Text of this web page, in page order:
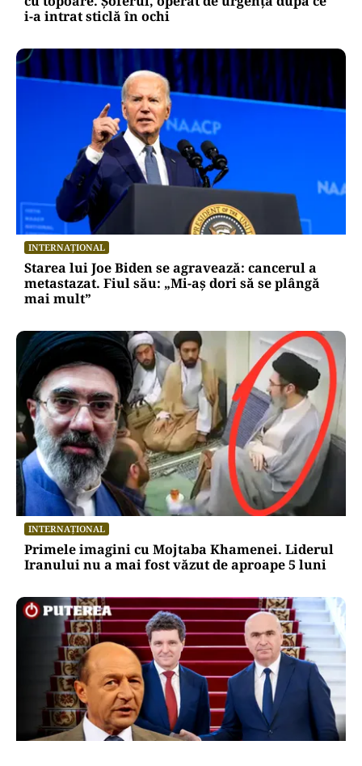
i-a intrat sticlă în ochi
INTERNAȚIONAL
Starea lui Joe Biden se agravează: cancerul a
metastazat. Fiul său: „Mi-aș dori să se plângă
mai mult”
INTERNAȚIONAL
Primele imagini cu Mojtaba Khamenei. Liderul
Iranului nu a mai fost văzut de aproape 5 luni